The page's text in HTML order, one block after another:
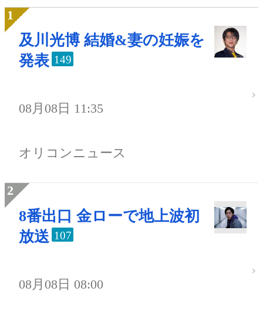
及川光博 結婚&妻の妊娠を
発表 149
08月08日 11:35
オリコンニュース
8番出口 金ローで地上波初
放送 107
08月08日 08:00